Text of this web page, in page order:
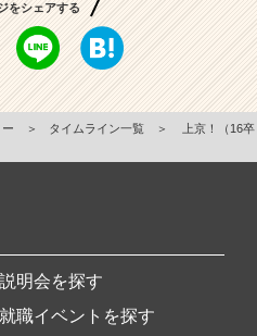
をシェアする
＞ タイムライン一覧 ＞
上京！（16卒
説明会を探す
就職イベントを探す